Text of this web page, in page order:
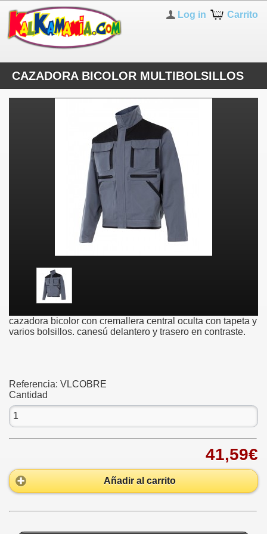
Carrito
Log in
CAZADORA BICOLOR MULTIBOLSILLOS
cazadora bicolor con cremallera central oculta con tapeta y
varios bolsillos. canesú delantero y trasero en contraste.
Referencia: VLCOBRE
Cantidad
41,59€
Añadir al carrito